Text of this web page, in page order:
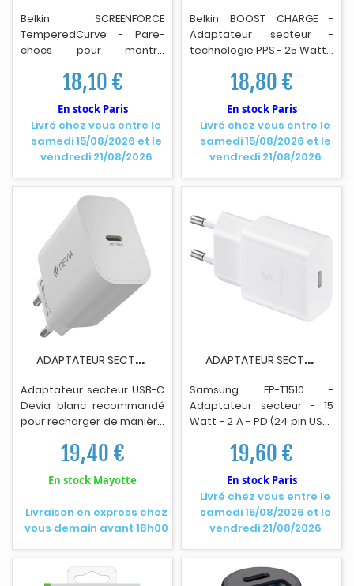
Belkin SCREENFORCE
TemperedCurve - Pare-
chocs pour montre
d'écran - polycarbonate,
verre trempé (9H) - clair -
pour Apple Watch (40 mm,
41 mm)
Livré chez vous entre le
samedi 15/08/2026 et le
vendredi 21/08/2026
18,10 €
En stock Paris
Belkin BOOST CHARGE -
Adaptateur secteur -
technologie PPS - 25 Watt -
pin USB-C) - sur le c?ble :
USB-C - avec c?ble USB-C (1
Livré chez vous entre le
samedi 15/08/2026 et le
vendredi 21/08/2026
18,80 €
En stock Paris
A
DAPTATEUR SECTEUR USB-C DEVIA 30WATTS BLANC
Adaptateur secteur USB-C
Devia blanc recommandé
pour recharger de manière
divers appareils comme
iPhone, iPad et
smartphones Android
record tout en chauffant
moins qu'un adaptateur
classique - Utilise la
technologie au nitrure de
gallium (GaN) pour offrir
Livraison en express chez
vous demain avant 18h00
19,40 €
En stock Mayotte
A
DAPTATEUR SECTEUR SAMSUNG EP-T1510 15WATTS BLANC
Samsung EP-T1510 -
Adaptateur secteur - 15
Watt - 2 A - PD (24 pin USB-
Livré chez vous entre le
samedi 15/08/2026 et le
vendredi 21/08/2026
19,60 €
En stock Paris